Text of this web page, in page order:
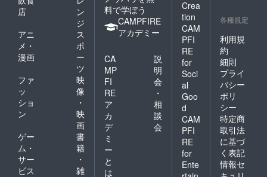
引っか
ご注意
くださ
い。 高
温で多
少布が
縮む可
能性が
あるた
め、乾
燥機や
高温で
のアイ
ロンは
お避け
にイン
ネット
を使え
る環境
が必要
となり
ます。
動画の
長さや
ご覧い
ただけ
る期間
等、動
画サイ
トの規
約に変
店
ン
ジ
アニ
メ・
漫画
ス
ポ
ー
ツ
ファ
ッ
ショ
ン
映
像
・
映
画
ゲー
ム・
サー
ビス
書
籍
・
雑
料で学ぼう
CAMPFIRE
アカデミー
CA
MP
FI
RE
ア
カ
デ
ミ
ー
と
は
説
明
会
・
相
談
会
Crea
tion
CAM
PFI
RE
for
Soci
al
Goo
d
CAM
PFI
RE
for
Ente
各種規定
利用規
約
細則
プライ
バシー
ポリ
シー
特定商
取引法
に基づ
く表記
情報セ